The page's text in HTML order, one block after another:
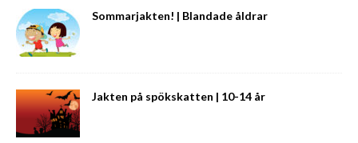
Sommarjakten! | Blandade åldrar
Jakten på spökskatten | 10-14 år